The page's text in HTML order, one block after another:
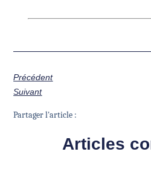
Précédent
Suivant
Partager l'article :
Articles